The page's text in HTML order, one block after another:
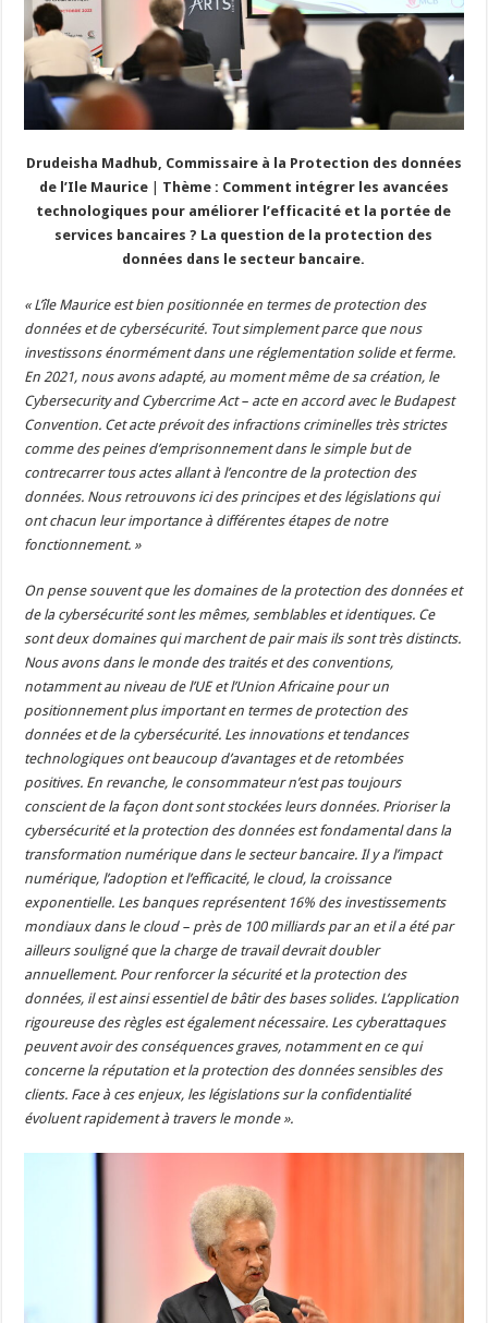
Drudeisha Madhub, Commissaire à la Protection des données
de l’Ile Maurice| Thème : Comment intégrer les avancées
technologiques pour améliorer l’efficacité et la portée de
services bancaires ? La question de la protection des
données dans le secteur bancaire.
« L’île Maurice est bien positionnée en termes de protection des
données et de cybersécurité. Tout simplement parce que nous
investissons énormément dans une réglementation solide et ferme.
En 2021, nous avons adapté, au moment même de sa création, le
Cybersecurity and Cybercrime Act – acte en accord avec le Budapest
Convention. Cet acte prévoit des infractions criminelles très strictes
comme des peines d’emprisonnement dans le simple but de
contrecarrer tous actes allant à l’encontre de la protection des
données. Nous retrouvons ici des principes et des législations qui
ont chacun leur importance à différentes étapes de notre
fonctionnement. »
On pense souvent que les domaines de la protection des données et
de la cybersécurité sont les mêmes, semblables et identiques. Ce
sont deux domaines qui marchent de pair mais ils sont très distincts.
Nous avons dans le monde des traités et des conventions,
notamment au niveau de l’UE et l’Union Africaine pour un
positionnement plus important en termes de protection des
données et de la cybersécurité. Les innovations et tendances
technologiques ont beaucoup d’avantages et de retombées
positives. En revanche, le consommateur n’est pas toujours
conscient de la façon dont sont stockées leurs données. Prioriser la
cybersécurité et la protection des données est fondamental dans la
transformation numérique dans le secteur bancaire. Il y a l’impact
numérique, l’adoption et l’efficacité, le cloud, la croissance
exponentielle. Les banques représentent 16% des investissements
mondiaux dans le cloud – près de 100 milliards par an et il a été par
ailleurs souligné que la charge de travail devrait doubler
annuellement. Pour renforcer la sécurité et la protection des
données, il est ainsi essentiel de bâtir des bases solides. L’application
rigoureuse des règles est également nécessaire. Les cyberattaques
peuvent avoir des conséquences graves, notamment en ce qui
concerne la réputation et la protection des données sensibles des
clients. Face à ces enjeux, les législations sur la confidentialité
évoluent rapidement à travers le monde ».